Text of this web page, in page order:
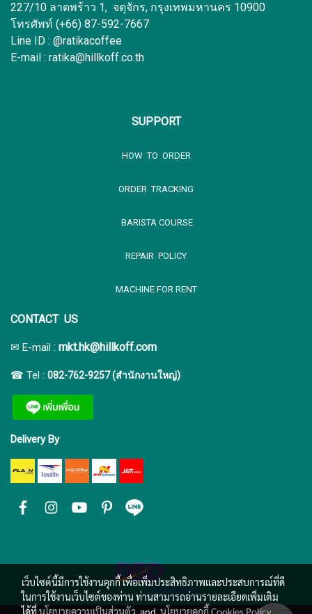
227/10 ลาดพร้าว 1, จตุจักร, กรุงเทพมหานคร 10900
โทรศัพท์ (+66) 87-592-7667
Line ID : @ratikacoffee
E-mail : ratika@hillkoff.co.th
SUPPORT
HOW TO ORDER
ORDER TRACKING
BARISTA COURSE
REPAIR POLICY
MACHINE FOR RENT
CONTACT US
✉ E-mail : mkt.hk@hillkoff.com
☎ Tel : 082-762-9257 (สำนักงานใหญ่)
Delivery By
เว็บไซต์นี้มีการใช้งานคุกกี้ เพื่อเพิ่มประสิทธิภาพและประสบการณ์ที่ดี
ในการใช้งานเว็บไซต์ของท่าน ท่านสามารถอ่านรายละเอียดเพิ่มเติม
ได้ที่นโยบายความเป็นส่วนตัว and นโยบายคุกกี้ Cookies Policy